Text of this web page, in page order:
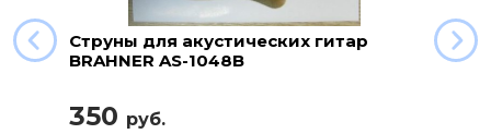
Струны для акустических гитар
BRAHNER AS-1048B
350 руб.